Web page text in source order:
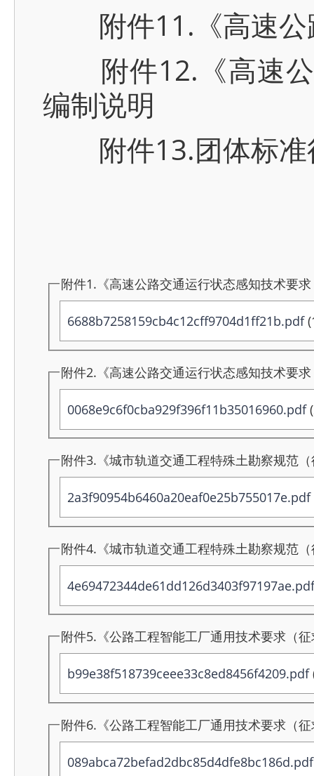
附件11.《高速公
附件12.《高速公
编制说明
附件13.团体标准
附件1.《高速公路交通运行状态感知技术要
6688b7258159cb4c12cff9704d1ff21b.pdf
附件2.《高速公路交通运行状态感知技术要
0068e9c6f0cba929f396f11b35016960.pdf
附件3.《城市轨道交通工程特殊土勘察规范
2a3f90954b6460a20eaf0e25b755017e.pdf
附件4.《城市轨道交通工程特殊土勘察规范
4e69472344de61dd126d3403f97197ae.pdf
附件5.《公路工程智能工厂通用技术要求（
b99e38f518739ceee33c8ed8456f4209.pdf
附件6.《公路工程智能工厂通用技术要求（
089abca72befad2dbc85d4dfe8bc186d.pdf